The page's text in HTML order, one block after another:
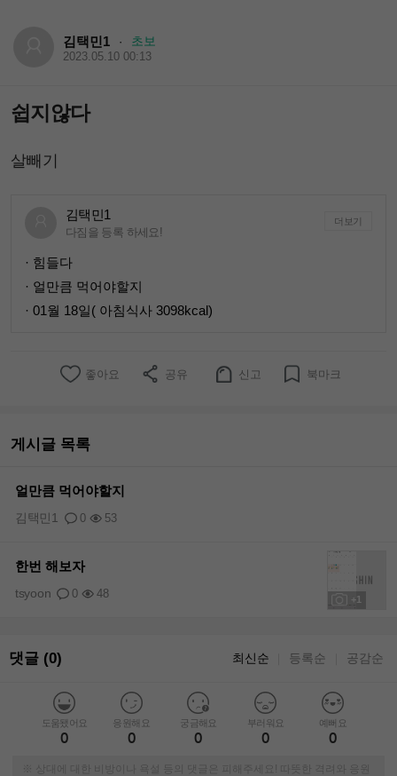
김택민1 · 초보
2023.05.10 00:13
쉽지않다
살빼기
김택민1
다짐을 등록 하세요!
더보기
· 힘들다
· 얼만큼 먹어야할지
· 01월 18일( 아침식사 3098kcal)
좋아요 공유 신고 북마크
게시글 목록
얼만큼 먹어야할지
0 53
김택민1
+1
한번 해보자
0 48
tsyoon
댓글 (0) 최신순 등록순 공감순
도움됐어요
0
응원해요
0
궁금해요
0
부러워요
0
예뻐요
0
※ 상대에 대한 비방이나 욕설 등의 댓글은 피해주세요! 따뜻한 격려와 응원